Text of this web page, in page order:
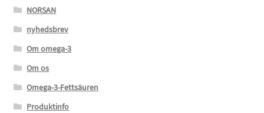
NORSAN
nyhedsbrev
Om omega-3
Om os
Omega-3-Fettsäuren
Produktinfo